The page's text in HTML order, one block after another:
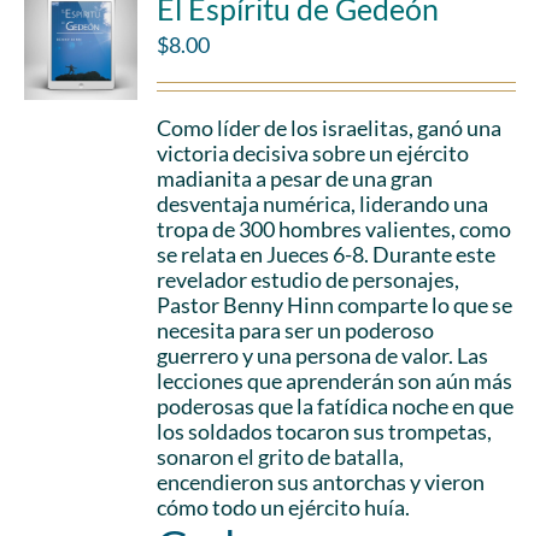
El Espíritu de Gedeón
$8.00
Como líder de los israelitas, ganó una
victoria decisiva sobre un ejército
madianita a pesar de una gran
desventaja numérica, liderando una
tropa de 300 hombres valientes, como
se relata en Jueces 6-8. Durante este
revelador estudio de personajes,
Pastor Benny Hinn comparte lo que se
necesita para ser un poderoso
guerrero y una persona de valor. Las
lecciones que aprenderán son aún más
poderosas que la fatídica noche en que
los soldados tocaron sus trompetas,
sonaron el grito de batalla,
encendieron sus antorchas y vieron
cómo todo un ejército huía.